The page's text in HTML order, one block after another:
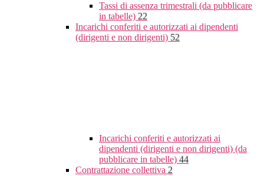
Tassi di assenza trimestrali (da pubblicare
in tabelle) 22
Incarichi conferiti e autorizzati ai dipendenti
(dirigenti e non dirigenti) 52
Incarichi conferiti e autorizzati ai
dipendenti (dirigenti e non dirigenti) (da
pubblicare in tabelle) 44
Contrattazione collettiva 2